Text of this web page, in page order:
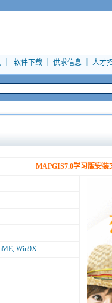
｜ 软件下载｜ 供求信息｜ 人才
MAPGIS7.0学习版安装
Win9X